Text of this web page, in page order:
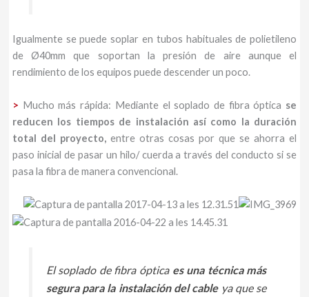
Igualmente se puede soplar en tubos habituales de polietileno
de Ø40mm que soportan la presión de aire aunque el
rendimiento de los equipos puede descender un poco.
> Mucho más rápida: Mediante el soplado de fibra óptica se
reducen los tiempos de instalación así como la duración
total del proyecto,entre otras cosas por que se ahorra el
paso inicial de pasar un hilo/ cuerda a través del conducto si se
pasa la fibra de manera convencional.
El soplado de fibra óptica es una técnica más
segura para la instalación del cableya que se